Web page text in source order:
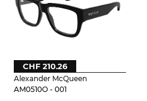
Alexander McQueen
AM0510O - 001
CHF 210.26